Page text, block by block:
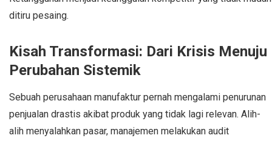
ditiru pesaing.
Kisah Transformasi: Dari Krisis Menuju
Perubahan Sistemik
Sebuah perusahaan manufaktur pernah mengalami penurunan
penjualan drastis akibat produk yang tidak lagi relevan. Alih-
alih menyalahkan pasar, manajemen melakukan audit